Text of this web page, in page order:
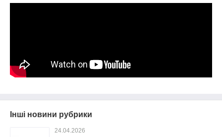
Інші новини рубрики
24.04.2026